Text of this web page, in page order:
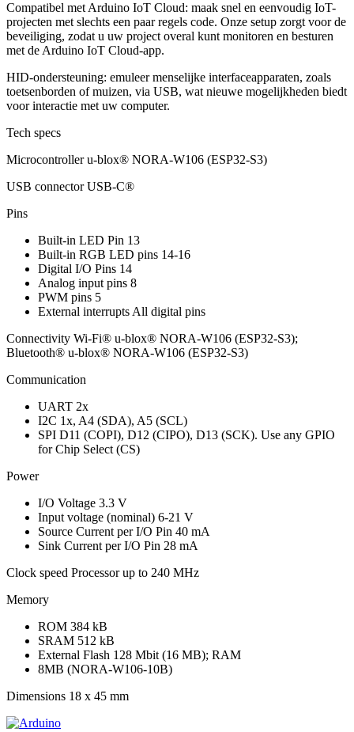
Compatibel met Arduino IoT Cloud: maak snel en eenvoudig IoT-
projecten met slechts een paar regels code. Onze setup zorgt voor de
beveiliging, zodat u uw project overal kunt monitoren en besturen
met de Arduino IoT Cloud-app.
HID-ondersteuning: emuleer menselijke interfaceapparaten, zoals
toetsenborden of muizen, via USB, wat nieuwe mogelijkheden biedt
voor interactie met uw computer.
Tech specs
Microcontroller u-blox® NORA-W106 (ESP32-S3)
USB connector USB-C®
Pins
Built-in LED Pin 13
Built-in RGB LED pins 14-16
Digital I/O Pins 14
Analog input pins 8
PWM pins 5
External interruptsAll digital pins
Connectivity Wi-Fi® u-blox® NORA-W106 (ESP32-S3);
Bluetooth® u-blox® NORA-W106 (ESP32-S3)
Communication
UART 2x
I2C 1x, A4 (SDA), A5 (SCL)
SPI D11 (COPI), D12 (CIPO), D13 (SCK). Use any GPIO
for Chip Select (CS)
Power
I/O Voltage 3.3 V
Input voltage (nominal) 6-21 V
Source Current per I/O Pin 40 mA
Sink Current per I/O Pin 28 mA
Clock speed Processor up to 240 MHz
Memory
ROM 384 kB
SRAM 512 kB
External Flash 128 Mbit (16 MB); RAM
8MB (NORA-W106-10B)
Dimensions 18 x 45 mm